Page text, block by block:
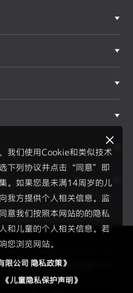
我们使用Cookie和类似技术
下列协议并点击“同意”即
。如果您是未满14周岁的儿
我方提供个人相关信息。监
我们按照本网站的的隐私
和儿童的个人相关信息。若
您浏览网站。
限公司 隐私政策》
《儿童隐私保护声明》
Investment Co., Lt
号 京公网安备1101